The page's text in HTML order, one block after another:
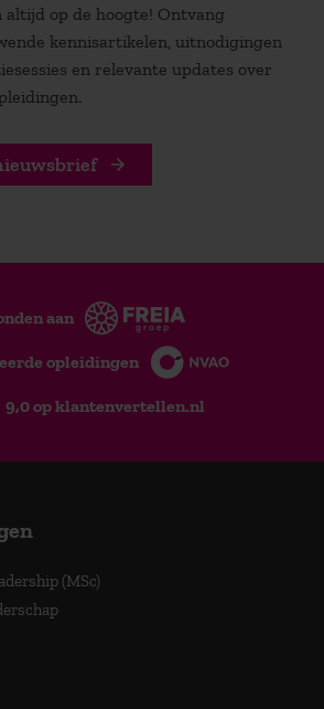
op de hoogte! Ontvang
kennisartikelen, uitnodigingen
en relevante updates over
aan
opleidingen
9,0 op klantenvertellen.nl
(MSc)